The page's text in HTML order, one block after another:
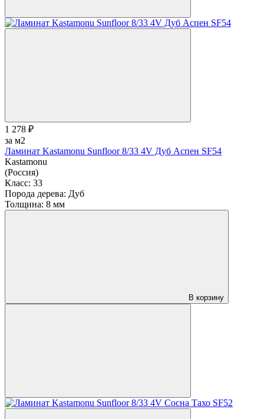
1 278 ₽
за м2
Ламинат Kastamonu Sunfloor 8/33 4V Дуб Аспен SF54
Kastamonu
(Россия)
Класс: 33
Порода дерева: Дуб
Толщина: 8 мм
В корзину